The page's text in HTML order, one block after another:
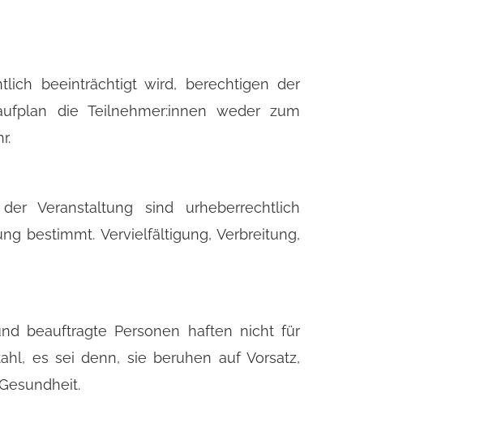
beeinträchtigt wird, berechtigen der
die Teilnehmer:innen weder zum
Veranstaltung sind urheberrechtlich
bestimmt. Vervielfältigung, Verbreitung,
beauftragte Personen haften nicht für
es sei denn, sie beruhen auf Vorsatz,